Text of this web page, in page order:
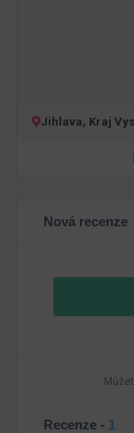
Jihlava, Kraj
Nová recenze
Recenze - 1